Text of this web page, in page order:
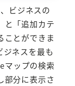
ビジネスの
と「追加カテ
ことができま
ジネスを最も
マップの検索
部分に表示さ